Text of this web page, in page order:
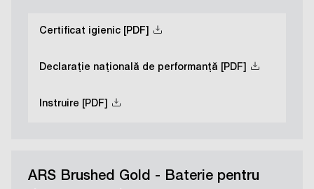
Certificat igienic [PDF]
Declarație națională de performanță [PDF]
Instruire [PDF]
ARS Brushed Gold - Baterie pentru